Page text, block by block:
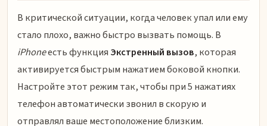
В критической ситуации, когда человек упал или ему
стало плохо, важно быстро вызвать помощь. В
iPhoneесть функция Экстренный вызов, которая
активируется быстрым нажатием боковой кнопки.
Настройте этот режим так, чтобы при 5 нажатиях
телефон автоматически звонил в скорую и
отправлял ваше местоположение близким.